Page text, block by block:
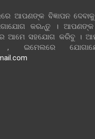
ଆପଣଙ୍କ ବିଜ୍ଞାପନ
କରନ୍ତୁ । ଆପଣଙ୍କ
ଆମେ ସହଯୋଗ କରିବୁ ।
, ଇମେଲରେ